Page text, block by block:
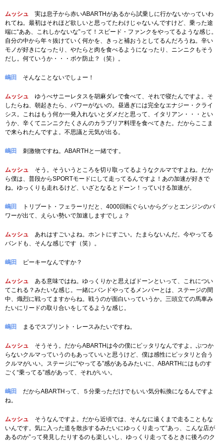
ムッシュ
実は息子から赤いABARTHがあるから試乗しに行かないかっていわ
れてね。最初はそれほど欲しいと思ってたわけじゃないんですけど、乗った途
端に“ああ、これしかないな”って！スピード・ファンクをやってるような感じ。
自分の中から年々抜けていく何かを、きっと補おうとしてるんだろうね。辛い
モノが好きになったり、やたらと肉を食べるようになったり、ニンニクもそう
だし。何ていうか・・・ボケ防止？（笑）。
嶋田 そんなことないでしょー！
ムッシュ
ゆうべサニーレタスを胡麻ダレで食べて、それで寝たんですよ。そ
したらね、朝起きたら、パワーがないの。昼過ぎには完全なエナジー・クライ
シス。これはもう何か一発入れないとダメだと思って、イタリアン・・・とい
うか、辛くてニンニクたくさんのカラブリア料理を食べてきた。だからここま
で来られたんですよ。不思議と元気が出る。
嶋田 刺激物ですね。ABARTHと一緒です。
ムッシュ
そう。そういうところを切り取ってるようなクルマですよね。だか
ら僕は、普段からSPORTモードにして走ってるんですよ！あの加速が好きで
ね。ゆっくりも走れるけど、いざとなるとドーン！っていける加速が。
嶋田
トリブート・フェラーリだと、4000回転ぐらいからグッとエンジンのパ
ワーが出て、えらい勢いで加速しますでしょ？
ムッシュ
あれはすごいよね。ホントにすごい。たまらないんだ。今やってる
バンドも、そんな感じです（笑）。
嶋田 ピーキーなんですか？
ムッシュ
ある意味ではね。ゆっくりかと思えばドーンといって、これについ
てこれる？みたいな感じ。一緒にバンドやってるメンバーとは、ステージの間
中、熾烈に戦ってますからね。戦うのが面白いっていうか。三頭立ての馬車み
たいにリードの取り合いをしてるような感じ。
嶋田 まるでスプリント・レースみたいですね。
ムッシュ
そうそう。だからABARTHは今の僕にピッタリなんですよ。ぶつか
らないクルマっていうのもあっていいと思うけど、僕は感性にピッタリと合う
クルマがいい。ステージに“やってる”感があるみたいに、ABARTHにはものす
ごく“乗ってる”感があって、それがいい。
嶋田
だからABARTHって、５分乗っただけでもいい気分転換になるんですよ
ね。
ムッシュ
そうなんですよ。だから近頃では、そんなに遠くまで走ることもな
いんです。気に入った道を散歩するみたいにゆっくり走って“あっ、こんな店が
あるのか”って発見したりするのも楽しいし、ゆっくり走ってるときに後ろのク